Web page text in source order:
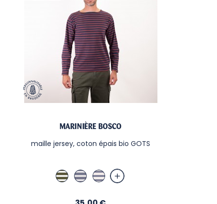
MARINIÈRE BOSCO
maille jersey, coton épais bio GOTS
Kaki / Ecru
Jean / Sable
Sable / Jean